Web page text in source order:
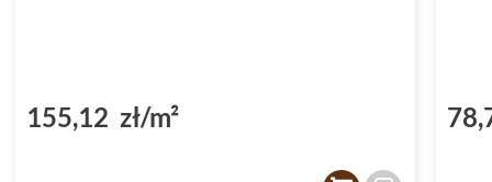
155,12 zł/m²